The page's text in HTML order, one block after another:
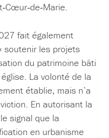
fait également
soutenir les projets
du patrimoine bâti
La volonté de la
établie, mais n’a
En autorisant la
signal que la
en urbanisme